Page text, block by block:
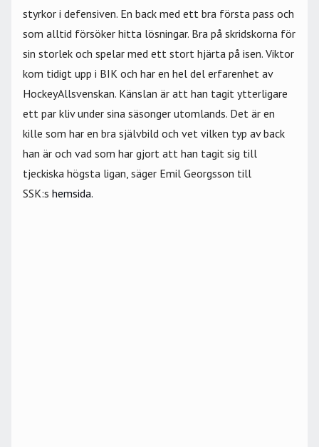
styrkor i defensiven. En back med ett bra första pass och
som alltid försöker hitta lösningar. Bra på skridskorna för
sin storlek och spelar med ett stort hjärta på isen. Viktor
kom tidigt upp i BIK och har en hel del erfarenhet av
HockeyAllsvenskan. Känslan är att han tagit ytterligare
ett par kliv under sina säsonger utomlands. Det är en
kille som har en bra självbild och vet vilken typ av back
han är och vad som har gjort att han tagit sig till
tjeckiska högsta ligan, säger Emil Georgsson till
SSK:s hemsida.